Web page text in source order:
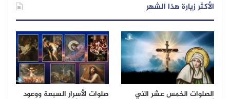
الأكثر زيارة هذا الشهر
الصلوات الخمس عشر التي
صلوات الأسرار السبعة ووعود